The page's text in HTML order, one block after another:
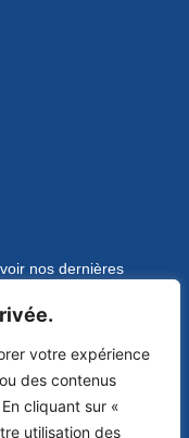
votre expérience
des contenus
cliquant sur «
utilisation des
nos dernières
SOUSCRIRE
2024